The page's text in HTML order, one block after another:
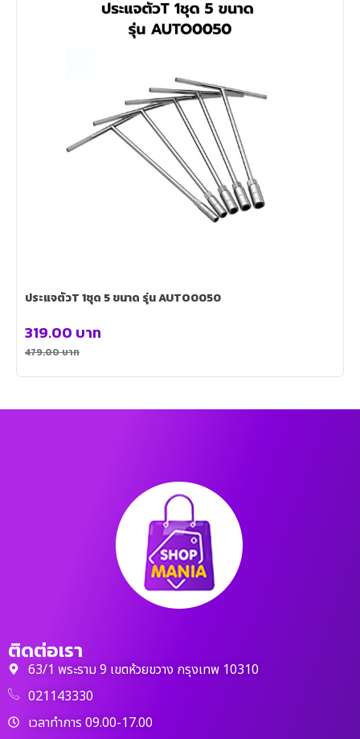
ประแจตัวT 1ชุด 5 ขนาด รุ่น AUTO0050
479.00บาท
319.00 บาท
ติดต่อเรา
63/1 พระราม 9 เขตห้วยขวาง กรุงเทพ 10310
021143330
เวลาทำการ 09.00-17.00